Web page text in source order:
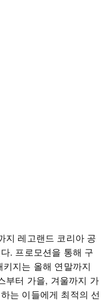
지 레고랜드 코리아 공
. 프로모션을 통해 구
지는 올해 연말까지
부터 가을, 겨울까지 가
는 이들에게 최적의 선